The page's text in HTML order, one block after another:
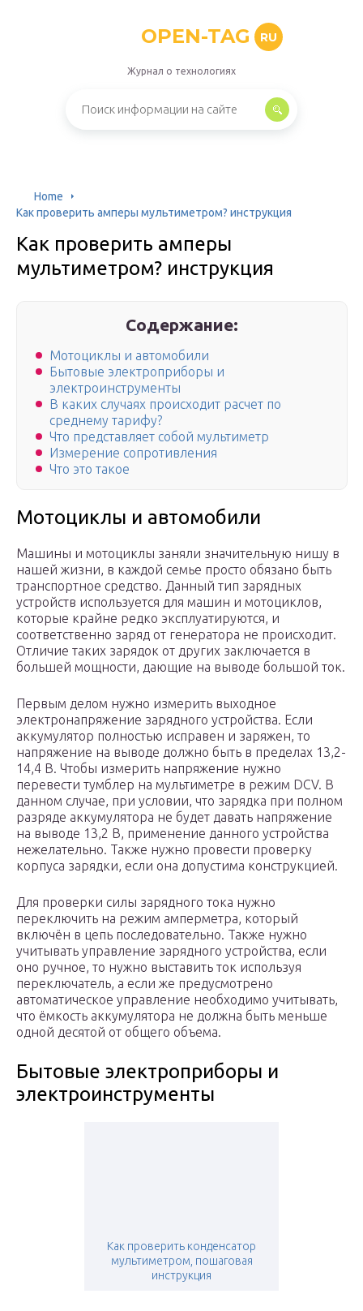
OPEN-TAG RU
Журнал о технологиях
Home
Как проверить амперы мультиметром? инструкция
Как проверить амперы
мультиметром? инструкция
Содержание:
Мотоциклы и автомобили
Бытовые электроприборы и
электроинструменты
В каких случаях происходит расчет по
среднему тарифу?
Что представляет собой мультиметр
Измерение сопротивления
Что это такое
Мотоциклы и автомобили
Машины и мотоциклы заняли значительную нишу в
нашей жизни, в каждой семье просто обязано быть
транспортное средство. Данный тип зарядных
устройств используется для машин и мотоциклов,
которые крайне редко эксплуатируются, и
соответственно заряд от генератора не происходит.
Отличие таких зарядок от других заключается в
большей мощности, дающие на выводе большой ток.
Первым делом нужно измерить выходное
электронапряжение зарядного устройства. Если
аккумулятор полностью исправен и заряжен, то
напряжение на выводе должно быть в пределах 13,2-
14,4 В. Чтобы измерить напряжение нужно
перевести тумблер на мультиметре в режим DCV. В
данном случае, при условии, что зарядка при полном
разряде аккумулятора не будет давать напряжение
на выводе 13,2 В, применение данного устройства
нежелательно. Также нужно провести проверку
корпуса зарядки, если она допустима конструкцией.
Для проверки силы зарядного тока нужно
переключить на режим амперметра, который
включён в цепь последовательно. Также нужно
учитывать управление зарядного устройства, если
оно ручное, то нужно выставить ток используя
переключатель, а если же предусмотрено
автоматическое управление необходимо учитывать,
что ёмкость аккумулятора не должна быть меньше
одной десятой от общего объема.
Бытовые электроприборы и
электроинструменты
Как проверить конденсатор
мультиметром, пошаговая
инструкция